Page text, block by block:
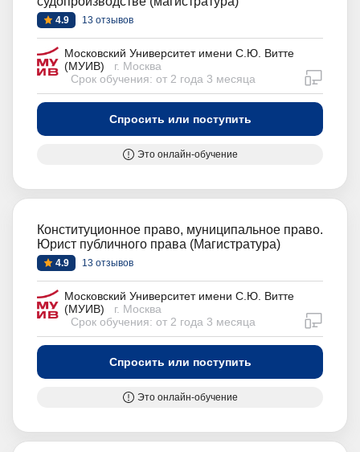
4.9 13 отзывов
Московский Университет имени С.Ю. Витте
(МУИВ)
г. Москва
Срок обучения: от 2 года 3 месяца
Спросить или поступить
Это онлайн-обучение
Конституционное право, муниципальное право.
Юрист публичного права (Магистратура)
4.9 13 отзывов
Московский Университет имени С.Ю. Витте
(МУИВ)
г. Москва
Срок обучения: от 2 года 3 месяца
Спросить или поступить
Это онлайн-обучение